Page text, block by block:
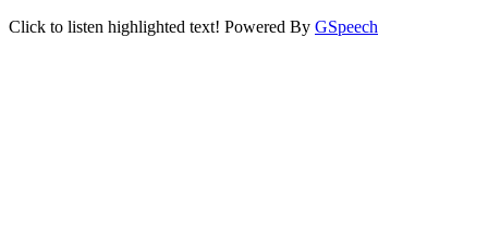
Click to listen highlighted text! Powered By GSpeech